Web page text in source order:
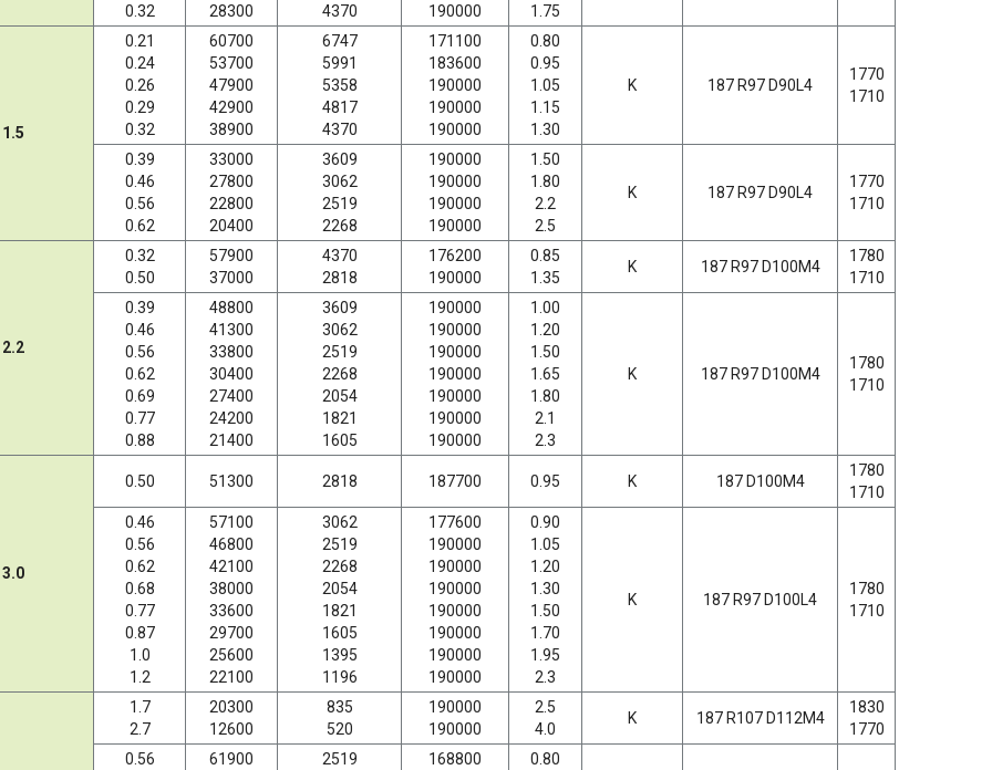
0.32
28300
4370
190000
1.75
1.5
0.21
0.24
0.26
0.29
0.32
60700
53700
47900
42900
38900
6747
5991
5358
4817
4370
171100
183600
190000
190000
190000
0.80
0.95
1.05
1.15
1.30
K 187 R97 D90L4
1770
1710
0.39
0.46
0.56
0.62
33000
27800
22800
20400
3609
3062
2519
2268
190000
190000
190000
190000
1.50
1.80
2.2
2.5
K 187 R97 D90L4
1770
1710
2.2
0.32
0.50
57900
37000
4370
2818
176200
190000
0.85
1.35
K 187 R97 D100M4
1780
1710
0.39
0.46
0.56
0.62
0.69
0.77
0.88
48800
41300
33800
30400
27400
24200
21400
3609
3062
2519
2268
2054
1821
1605
190000
190000
190000
190000
190000
190000
190000
1.00
1.20
1.50
1.65
1.80
2.1
2.3
K 187 R97 D100M4
1780
1710
3.0
0.50 51300 2818 187700 0.95 K 187 D100M4
1780
1710
0.46
0.56
0.62
0.68
0.77
0.87
1.0
1.2
57100
46800
42100
38000
33600
29700
25600
22100
3062
2519
2268
2054
1821
1605
1395
1196
177600
190000
190000
190000
190000
190000
190000
190000
0.90
1.05
1.20
1.30
1.50
1.70
1.95
2.3
K 187 R97 D100L4
1780
1710
1.7
2.7
20300
12600
835
520
190000
190000
2.5
4.0
K 187 R107 D112M4
1830
1770
0.56
61900
2519
168800
0.80